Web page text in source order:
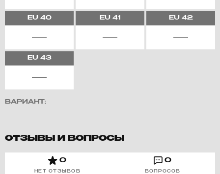
EU40 EU 41 EU42
EU43
ВАРИАНТ:
ОТЗЫВЫ И ВОПРОСЫ
0
НЕТ ОТЗЫВОВ
0
ВОПРОСОВ